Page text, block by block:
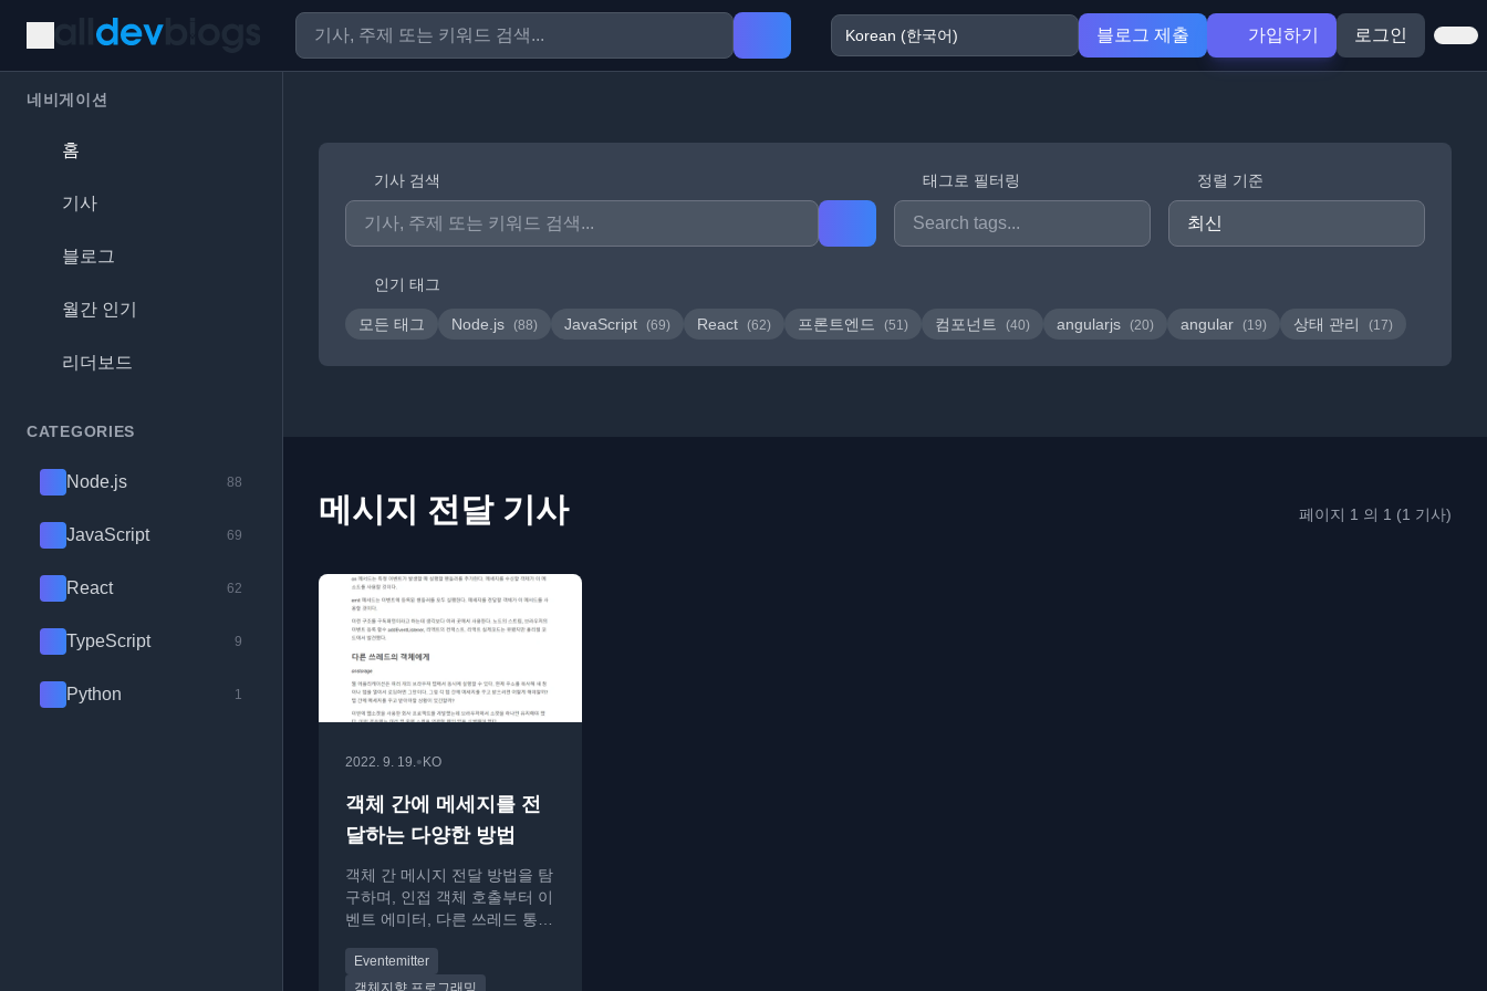
블로그 제출 가입하기 로그인
네비게이션
홈
기사
블로그
월간 인기
리더보드
CATEGORIES
Node.js 88
JavaScript 69
React 62
TypeScript 9
Python 1
기사 검색 태그로 필터링 정렬 기준
인기 태그
모든 태그 Node.js (88) JavaScript (69) React (62) 프론트엔드 (51) 컴포넌트 (40) angularjs (20) angular (19) 상태 관리 (17)
메시지 전달 기사 페이지 1 의 1 (1 기사)
2022. 9. 19.• KO
객체 간에 메세지를 전
달하는 다양한 방법
객체 간 메시지 전달 방법을 탐
구하며, 인접 객체 호출부터 이
벤트 에미터, 다른 쓰레드 통신
다.
Eventemitter
객체지향 프로그래밍